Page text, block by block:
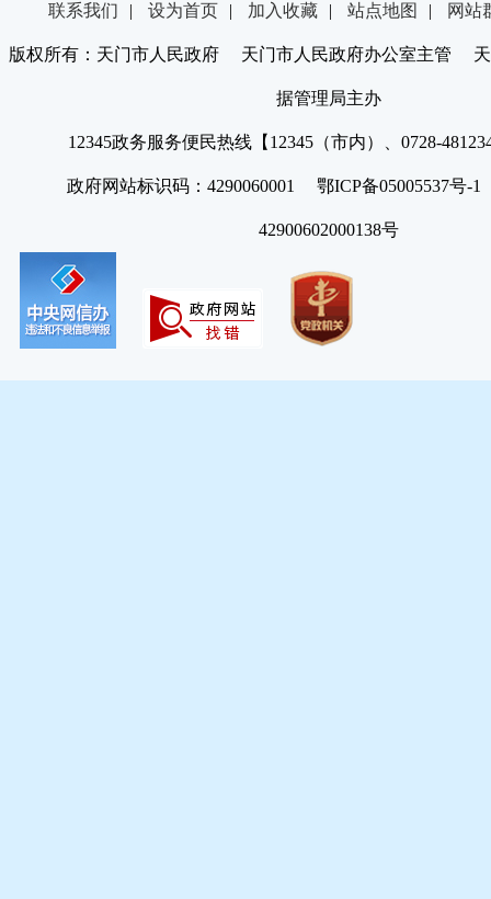
联系我们 | 设为首页 | 加入收藏 | 站点地图 | 网站
版权所有：天门市人民政府 天门市人民政府办公室主管 天
据管理局主办
12345政务服务便民热线【12345（市内）、0728-
政府网站标识码：4290060001 鄂ICP备05005537号
42900602000138号